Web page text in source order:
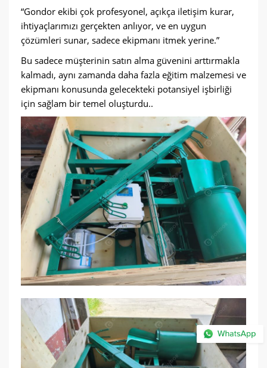
“Gondor ekibi çok profesyonel, açıkça iletişim kurar,
ihtiyaçlarımızı gerçekten anlıyor, ve en uygun
çözümleri sunar, sadece ekipmanı itmek yerine.”
Bu sadece müşterinin satın alma güvenini arttırmakla
kalmadı, aynı zamanda daha fazla eğitim malzemesi ve
ekipmanı konusunda gelecekteki potansiyel işbirliği
için sağlam bir temel oluşturdu..